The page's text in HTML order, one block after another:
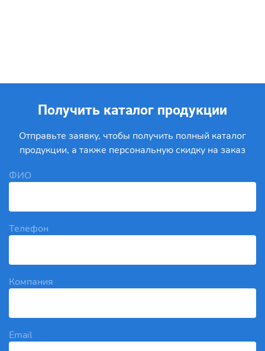
Получить каталог продукции
Отправьте заявку, чтобы получить полный каталог
продукции, а также персональную скидку на заказ
ФИО
Телефон
Компания
Email